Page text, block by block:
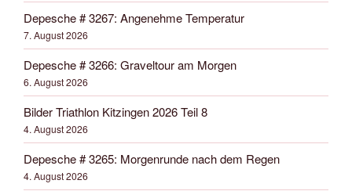
Depesche # 3267: Angenehme Temperatur
7. August 2026
Depesche # 3266: Graveltour am Morgen
6. August 2026
Bilder Triathlon Kitzingen 2026 Teil 8
4. August 2026
Depesche # 3265: Morgenrunde nach dem Regen
4. August 2026